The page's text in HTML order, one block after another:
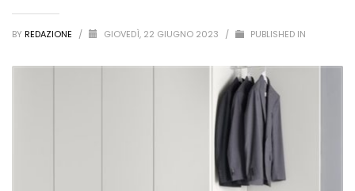
BY REDAZIONE / GIOVEDÌ, 22 GIUGNO 2023 / PUBLISHED IN